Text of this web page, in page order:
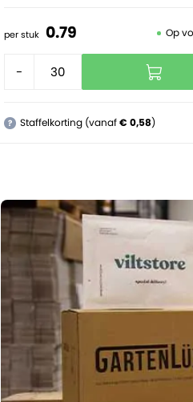
per stuk 0.79 Op
-
? Staffelkorting (vanaf€ 0,58)